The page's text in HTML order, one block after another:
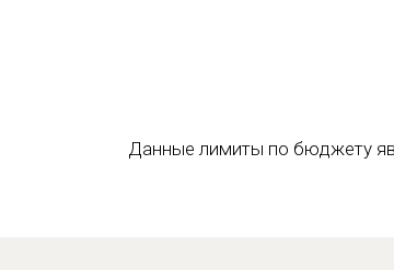
Данные лимиты по бюджету